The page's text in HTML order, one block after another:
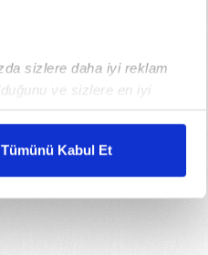
sizlere daha iyi reklam
ve sizlere en iyi
karşılamak
gösterilmeyecektir."
kullanılmaktadır. Bu
sunulması
Tümünü Kabul Et